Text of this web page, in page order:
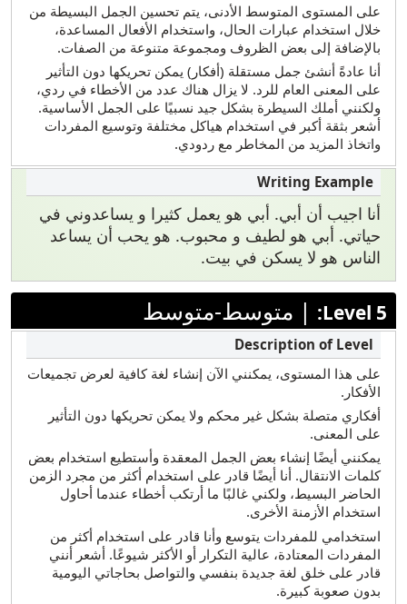
على المستوى المتوسط الأدنى، يتم تحسين الجمل البسيطة من
خلال استخدام عبارات الحال، واستخدام الأفعال المساعدة،
بالإضافة إلى بعض الظروف ومجموعة متنوعة من الصفات.
أنا عادةً أنشئ جمل مستقلة (أفكار) يمكن تحريكها دون التأثير
على المعنى العام للرد. لا يزال هناك عدد من الأخطاء في ردي،
ولكنني أملك السيطرة بشكل جيد نسبيًا على الجمل الأساسية.
أشعر بثقة أكبر في استخدام هياكل مختلفة وتوسيع المفردات
واتخاذ المزيد من المخاطر مع ردودي.
أنا اجيب أن أبي. أبي هو يعمل كثيرا و يساعدوني في
حياتي. أبي هو لطيف و محبوب. هو يحب أن يساعد
الناس هو لا يسكن في بيت.
Level 5:
| متوسط-متوسط
على هذا المستوى، يمكنني الآن إنشاء لغة كافية لعرض تجميعات
الأفكار.
أفكاري متصلة بشكل غير محكم ولا يمكن تحريكها دون التأثير
على المعنى.
يمكنني أيضًا إنشاء بعض الجمل المعقدة وأستطيع استخدام بعض
كلمات الانتقال. أنا أيضًا قادر على استخدام أكثر من مجرد الزمن
الحاضر البسيط، ولكني غالبًا ما أرتكب أخطاء عندما أحاول
استخدام الأزمنة الأخرى.
استخدامي للمفردات يتوسع وأنا قادر على استخدام أكثر من
المفردات المعتادة، عالية التكرار أو الأكثر شيوعًا. أشعر أنني
قادر على خلق لغة جديدة بنفسي والتواصل بحاجاتي اليومية
بدون صعوبة كبيرة.